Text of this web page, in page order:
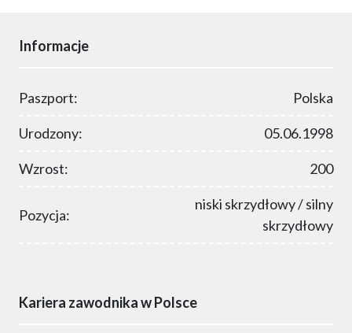
Informacje
Paszport: Polska
Urodzony: 05.06.1998
Wzrost: 200
Pozycja:
niski skrzydłowy / silny
skrzydłowy
Kariera zawodnika w Polsce